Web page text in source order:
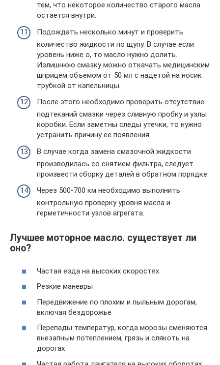
тем, что некоторое количество старого масла
остается внутри.
Подождать несколько минут и проверить
количество жидкости по щупу. В случае если
уровень ниже о, то масло нужно долить.
Излишнюю смазку можно откачать медицинским
шприцем объемом от 50 мл с надетой на носик
трубкой от капельницы.
После этого необходимо проверить отсутствие
подтеканий смазки через сливную пробку и узлы
коробки. Если заметны следы утечки, то нужно
устранить причину ее появления.
В случае когда замена смазочной жидкости
производилась со снятием фильтра, следует
произвести сборку деталей в обратном порядке.
Через 500-700 км необходимо выполнить
контрольную проверку уровня масла и
герметичности узлов агрегата.
Лучшее моторное масло. существует ли
оно?
Частая езда на высоких скоростях
Резкие маневры
Передвижение по плохим и пыльным дорогам,
включая бездорожье
Перепады температур, когда морозы сменяются
внезапным потеплением, грязь и слякоть на
дорогах